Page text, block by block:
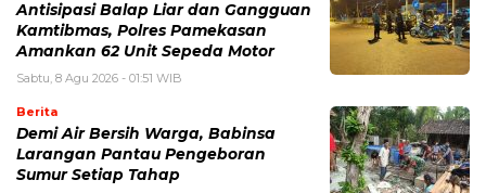
Antisipasi Balap Liar dan Gangguan
Kamtibmas, Polres Pamekasan
Amankan 62 Unit Sepeda Motor
Sabtu, 8 Agu 2026 - 01:51 WIB
Berita
Demi Air Bersih Warga, Babinsa
Larangan Pantau Pengeboran
Sumur Setiap Tahap